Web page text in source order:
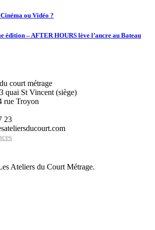
ou Vidéo ?
édition – AFTER HOURS lève l’ancre au Bateau
court métrage
quai St Vincent (siège)
rue Troyon
23
Ateliers du Court Métrage.